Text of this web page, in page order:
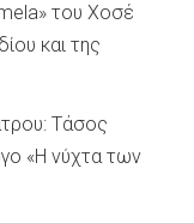
του Χοσέ
και της
Τάσος
«Η νύχτα των